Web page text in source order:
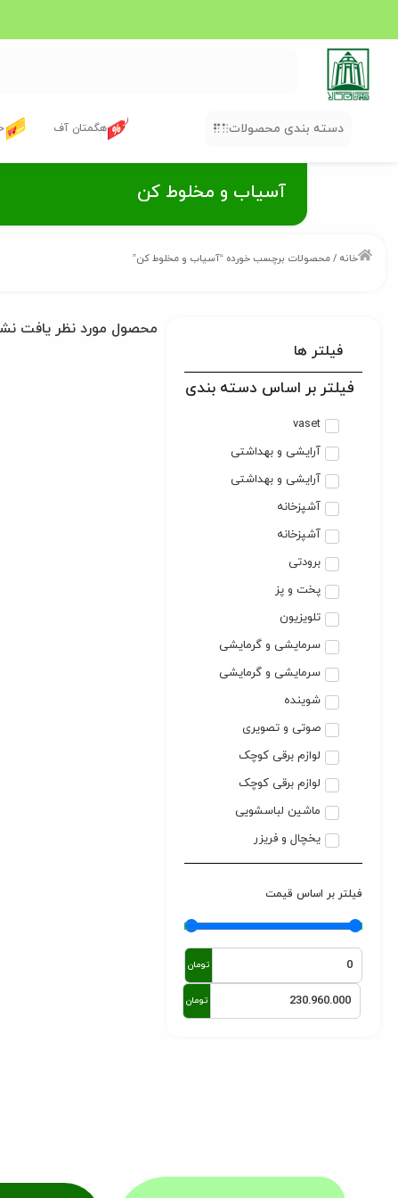
دسته بندی محصولات هگمتان آف
آسیاب و مخلوط کن
خانه / محصولات برچسب خورده “آسیاب و مخلوط کن”
فیلتر ها
فیلتر بر اساس دسته بندی
vaset
آرایشی و بهداشتی
آرایشی و بهداشتی
آشپزخانه
آشپزخانه
برودتی
پخت و پز
تلویزیون
سرمایشی و گرمایشی
سرمایشی و گرمایشی
شوینده
صوتی و تصویری
لوازم برقی کوچک
لوازم برقی کوچک
ماشین لباسشویی
یخچال و فریزر
فیلتر بر اساس قیمت
تومان
تومان
محصول مورد نظر یافت